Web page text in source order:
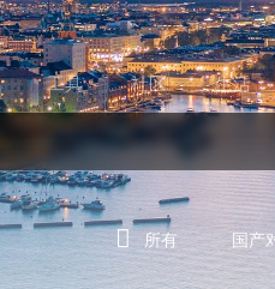
工具 社区 生活
所有 国产